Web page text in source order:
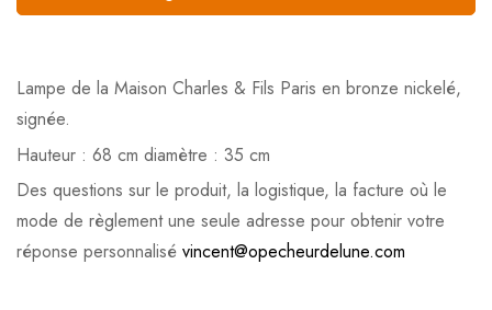
Lampe de la Maison Charles & Fils Paris en bronze nickelé,
signée.
Hauteur : 68 cm diamètre : 35 cm
Des questions sur le produit, la logistique, la facture où le
mode de règlement une seule adresse pour obtenir votre
réponse personnalisé vincent@opecheurdelune.com